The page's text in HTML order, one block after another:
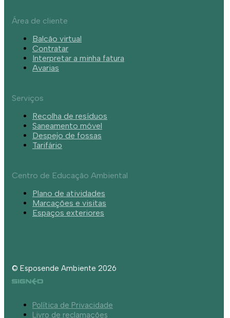
Área de cliente
Balcão virtual
Contratar
Interpretar a minha fatura
Avarias
Serviços
Recolha de resíduos
Saneamento móvel
Despejo de fossas
Tarifário
Centro de Educação Ambiental
Plano de atividades
Marcações e visitas
Espaços exteriores
© Esposende Ambiente 2026
Política de Privacidade
Livro de reclamações